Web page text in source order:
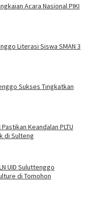
Acara Nasional PIKI
Literasi Siswa SMAN 3
Sukses Tingkatkan
Keandalan PLTU
di Sulteng
UID Suluttenggo
di Tomohon